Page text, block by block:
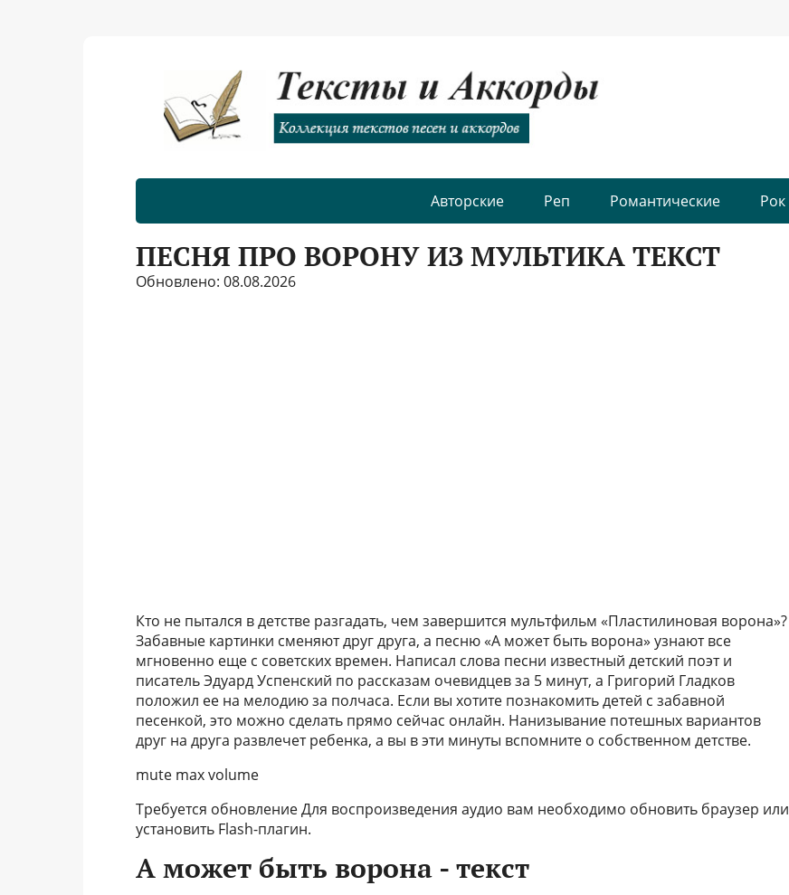
Авторские Реп Романтические Рок
ПЕСНЯ ПРО ВОРОНУ ИЗ МУЛЬТИКА ТЕКСТ
Обновлено: 08.08.2026
Кто не пытался в детстве разгадать, чем завершится мультфильм «Пластилиновая ворона»?
Забавные картинки сменяют друг друга, а песню «А может быть ворона» узнают все
мгновенно еще с советских времен. Написал слова песни известный детский поэт и
писатель Эдуард Успенский по рассказам очевидцев за 5 минут, а Григорий Гладков
положил ее на мелодию за полчаса. Если вы хотите познакомить детей с забавной
песенкой, это можно сделать прямо сейчас онлайн. Нанизывание потешных вариантов
друг на друга развлечет ребенка, а вы в эти минуты вспомните о собственном детстве.
mute max volume
Требуется обновление Для воспроизведения аудио вам необходимо обновить браузер или
установить Flash-плагин.
А может быть ворона - текст